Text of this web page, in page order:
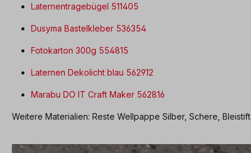
Laternentragebügel 511405
Dusyma Bastelkleber 536354
Fotokarton 300g 554815
Laternen Dekolicht blau 562912
Marabu DO IT Craft Maker 562816
Weitere Materialien: Reste Wellpappe Silber, Schere, Bleistift